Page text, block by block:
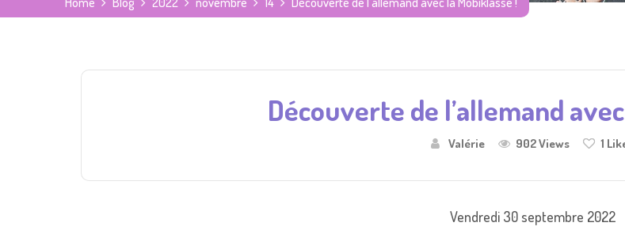
Découverte de l’allemand
Valérie 902 Views 1
Vendredi 30 septembre 2022